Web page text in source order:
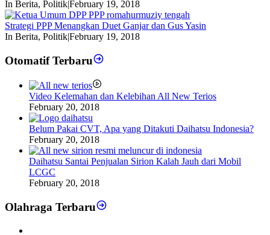
In Berita, Politik|February 19, 2018
Strategi PPP Menangkan Duet Ganjar dan Gus Yasin
In Berita, Politik|February 19, 2018
Otomatif Terbaru
Video Kelemahan dan Kelebihan All New Terios
February 20, 2018
Belum Pakai CVT, Apa yang Ditakuti Daihatsu Indonesia?
February 20, 2018
Daihatsu Santai Penjualan Sirion Kalah Jauh dari Mobil
LCGC
February 20, 2018
Olahraga Terbaru